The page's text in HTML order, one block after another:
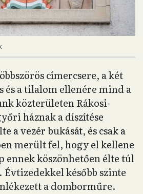
címercsere, a két
és a tilalom ellenére mind a
közterületen Rákosi-
háznak a díszítése
a vezér bukását, és csak a
merült fel, hogy el kellene
ennek köszönhetően élte túl
később szinte
a domborműre.